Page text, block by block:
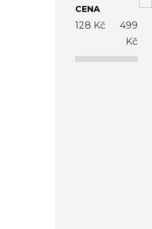
CENA
128 Kč
499
Kč